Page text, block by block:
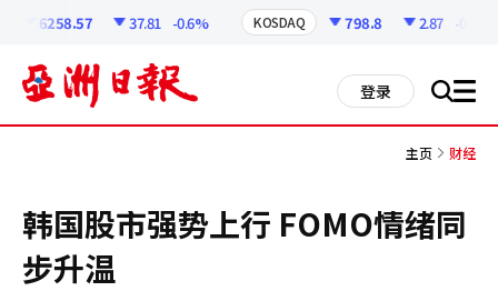
6258.57 37.81 -0.6% KOSDAQ 798.8 2.87 -0.36%
登录 搜 all
主页 财经
韩国股市强势上行 FOMO情绪同
步升温